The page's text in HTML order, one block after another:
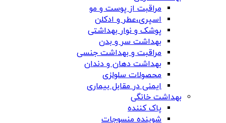
مراقبت از پوست و مو
اسپری،عطر و ادکلن
پوشک و نوار بهداشتی
بهداشت سر و بدن
مراقبت و بهداشت جنسی
بهداشت دهان و دندان
محصولات سلولزی
ایمنی در مقابل بیماری
بهداشت خانگی
پاک کننده
شوینده منسوجات